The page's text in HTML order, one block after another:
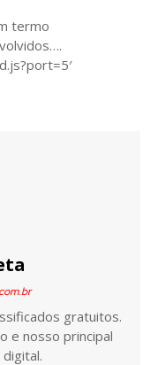
termo
gratuitos.
e nosso principal